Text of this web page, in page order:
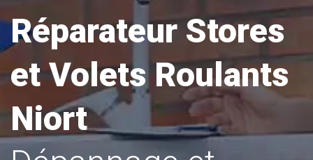
Réparateur Stores
et Volets Roulants
Niort